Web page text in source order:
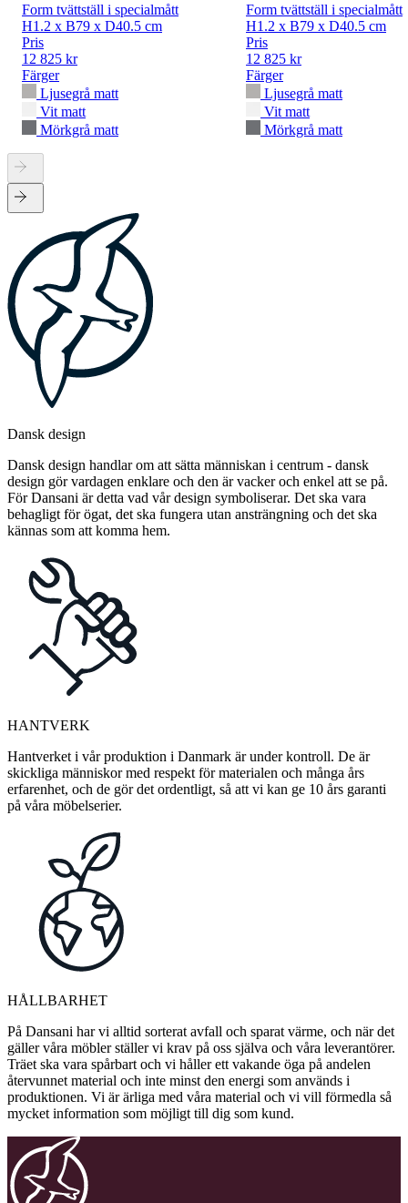
Form tvättställ i specialmått
H1.2 x B79 x D40.5 cm
Pris
12 825 kr
Färger
Ljusegrå matt
Vit matt
Mörkgrå matt
Form tvättställ i specialmått
H1.2 x B79 x D40.5 cm
Pris
12 825 kr
Färger
Ljusegrå matt
Vit matt
Mörkgrå matt
Dansk design
Dansk design handlar om att sätta människan i centrum - dansk
design gör vardagen enklare och den är vacker och enkel att se på.
För Dansani är detta vad vår design symboliserar. Det ska vara
behagligt för ögat, det ska fungera utan ansträngning och det ska
kännas som att komma hem.
HANTVERK
Hantverket i vår produktion i Danmark är under kontroll. De är
skickliga människor med respekt för materialen och många års
erfarenhet, och de gör det ordentligt, så att vi kan ge 10 års garanti
på våra möbelserier.
HÅLLBARHET
På Dansani har vi alltid sorterat avfall och sparat värme, och när det
gäller våra möbler ställer vi krav på oss själva och våra leverantörer.
Träet ska vara spårbart och vi håller ett vakande öga på andelen
återvunnet material och inte minst den energi som används i
produktionen. Vi är ärliga med våra material och vi vill förmedla så
mycket information som möjligt till dig som kund.